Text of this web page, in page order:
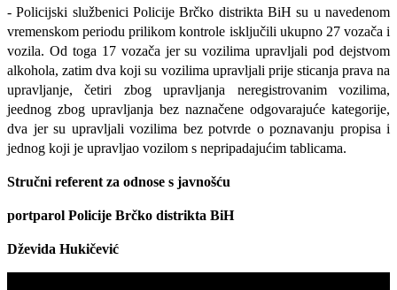
-Policijski službenici Policije Brčko distrikta BiH su u navedenom
vremenskom periodu prilikom kontrole isključili ukupno 27 vozača i
vozila. Od toga 17 vozača jer su vozilima upravljali pod dejstvom
alkohola, zatim dva koji su vozilima upravljali prije sticanja prava na
upravljanje, četiri zbog upravljanja neregistrovanim vozilima,
jeednog zbog upravljanja bez naznačene odgovarajuće kategorije,
dva jer su upravljali vozilima bez potvrde o poznavanju propisa i
jednog koji je upravljao vozilom s nepripadajućim tablicama.
Stručni referent za odnose s javnošću
portparol Policije Brčko distrikta BiH
Dževida Hukičević